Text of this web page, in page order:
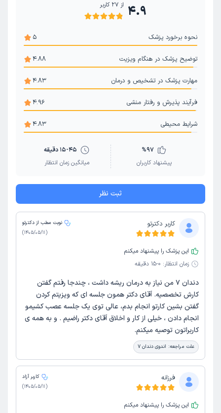
4.9 از 27 کاربر
نحوه برخورد پزشک 5
توضیح پزشک در هنگام ویزیت 4.88
مهارت پزشک در تشخیص و درمان 4.83
فرآیند پذیرش و رفتار منشی 4.96
شرایط محیطی 4.83
%97
پیشنهاد کاربران
15-45 دقیقه
میانگین زمان انتظار
ثبت نظر
کاربر دکترتو
نوبت مطب از دکترتو
(
1405/05/11
)
این پزشک را پیشنهاد میکنم
زمان انتظار: 0-15 دقیقه
دندان ۷ من نیاز به درمان ریشه داشت ، چندجا رفتم گفتن
کارش تخصصیه. آقای دکتر همون جلسه ای که ویزیتم کردن
گفتن بشین کارتو انجام بدم، عالی توی یک جلسه عصب کشیمو
انجام دادن ، خیلی از کار و اخلاق آقای دکتر راضیم . و به همه ی
کاربراتون توصیه میکنم.
علت مراجعه: اندوی دندان ۷
فرزانه
کاربر آزاد
(
1405/05/11
)
این پزشک را پیشنهاد میکنم